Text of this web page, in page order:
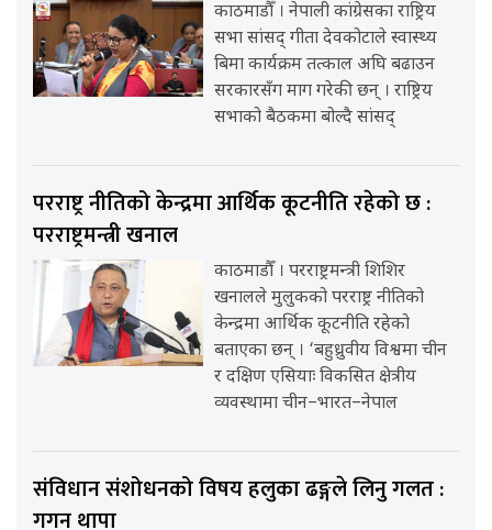
काठमाडौँ । नेपाली कांग्रेसका राष्ट्रिय
सभा सांसद् गीता देवकोटाले स्वास्थ्य
बिमा कार्यक्रम तत्काल अघि बढाउन
सरकारसँग माग गरेकी छन् । राष्ट्रिय
सभाको बैठकमा बोल्दै सांसद्
परराष्ट्र नीतिको केन्द्रमा आर्थिक कूटनीति रहेको छ :
परराष्ट्रमन्त्री खनाल
काठमाडौँ । परराष्ट्रमन्त्री शिशिर
खनालले मुलुकको परराष्ट्र नीतिको
केन्द्रमा आर्थिक कूटनीति रहेको
बताएका छन् । ‘बहुध्रुवीय विश्वमा चीन
र दक्षिण एसियाः विकसित क्षेत्रीय
व्यवस्थामा चीन–भारत–नेपाल
संविधान संशोधनको विषय हलुका ढङ्गले लिनु गलत :
गगन थापा